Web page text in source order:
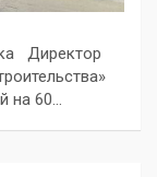
Директор
на 60…